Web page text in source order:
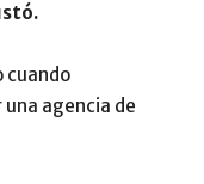
cuando
agencia de